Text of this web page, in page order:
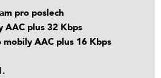
pro poslech
AAC plus 32 Kbps
mobily AAC plus 16 Kbps